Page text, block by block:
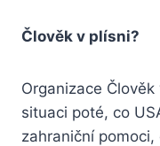
Člověk v plísni?
Organizace
situaci poté, co
zahraniční